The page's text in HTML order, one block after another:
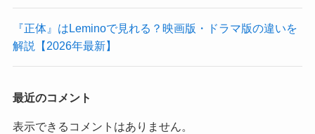
『正体』はLeminoで見れる？映画版・ドラマ版の違いを
解説【2026年最新】
最近のコメント
表示できるコメントはありません。